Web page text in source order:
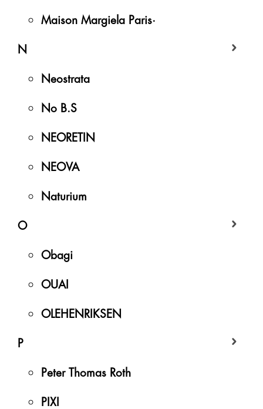
Maison Margiela Paris·
N
Neostrata
No B.S
NEORETIN
NEOVA
Naturium
O
Obagi
OUAI
OLEHENRIKSEN
P
Peter Thomas Roth
PIXI